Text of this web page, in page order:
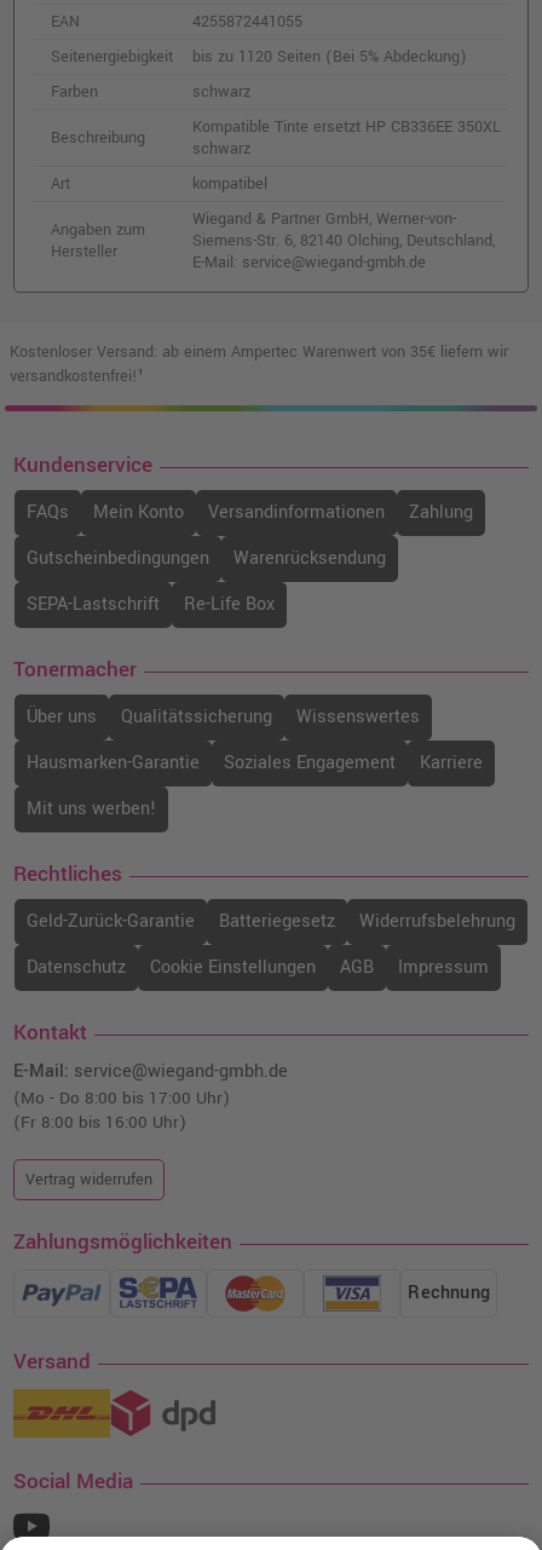
EAN
4255872441055
Seitenergiebigkeit
bis zu 1120 Seiten (Bei 5% Abdeckung)
Farben
schwarz
Beschreibung
Kompatible Tinte ersetzt HP CB336EE 350XL
schwarz
Art
kompatibel
Angaben zum
Hersteller
Wiegand & Partner GmbH, Werner-von-
Siemens-Str. 6, 82140 Olching, Deutschland,
E-Mail: service@wiegand-gmbh.de
Kostenloser Versand: ab einem Ampertec Warenwert von 35€ liefern wir
versandkostenfrei!¹
Kundenservice
FAQs Mein Konto Versandinformationen
Zahlung
Gutscheinbedingungen
Warenrücksendung
SEPA-Lastschrift
Re-Life Box
Tonermacher
Über uns Qualitätssicherung
Wissenswertes
Hausmarken-Garantie
Soziales Engagement
Karriere
Mit uns werben!
Rechtliches
Geld-Zurück-Garantie Batteriegesetz
Widerrufsbelehrung
Datenschutz
Cookie Einstellungen AGB Impressum
Kontakt
E-Mail: service@wiegand-gmbh.de
(Mo - Do 8:00 bis 17:00 Uhr)
(Fr 8:00 bis 16:00 Uhr)
Vertrag widerrufen
Zahlungsmöglichkeiten
Rechnung
Versand
Social Media